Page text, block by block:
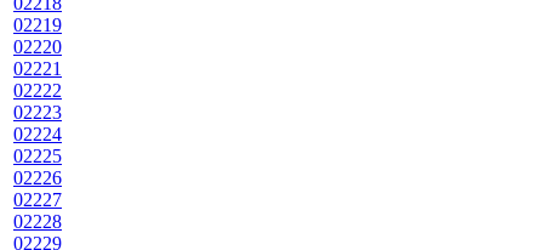
02219
02220
02221
02222
02223
02224
02225
02226
02227
02228
02229